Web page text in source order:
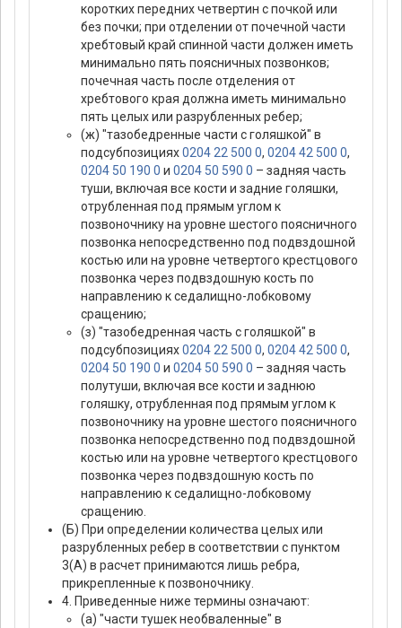
коротких передних четвертин с почкой или
без почки; при отделении от почечной части
хребтовый край спинной части должен иметь
минимально пять поясничных позвонков;
почечная часть после отделения от
хребтового края должна иметь минимально
пять целых или разрубленных ребер;
(ж) "тазобедренные части с голяшкой" в
подсубпозициях0204 22 500 0, 0204 42 500 0,
0204 50 190 0 и 0204 50 590 0 – задняя часть
туши, включая все кости и задние голяшки,
отрубленная под прямым углом к
позвоночнику на уровне шестого поясничного
позвонка непосредственно под подвздошной
костью или на уровне четвертого крестцового
позвонка через подвздошную кость по
направлению к седалищно-лобковому
сращению;
(з) "тазобедренная часть с голяшкой" в
подсубпозициях0204 22 500 0, 0204 42 500 0,
0204 50 190 0 и 0204 50 590 0 – задняя часть
полутуши, включая все кости и заднюю
голяшку, отрубленная под прямым углом к
позвоночнику на уровне шестого поясничного
позвонка непосредственно под подвздошной
костью или на уровне четвертого крестцового
позвонка через подвздошную кость по
направлению к седалищно-лобковому
сращению.
(Б) При определении количества целых или
разрубленных ребер в соответствии с пунктом
3(А) в расчет принимаются лишь ребра,
прикрепленные к позвоночнику.
4. Приведенные ниже термины означают:
(а) "части тушек необваленные" в